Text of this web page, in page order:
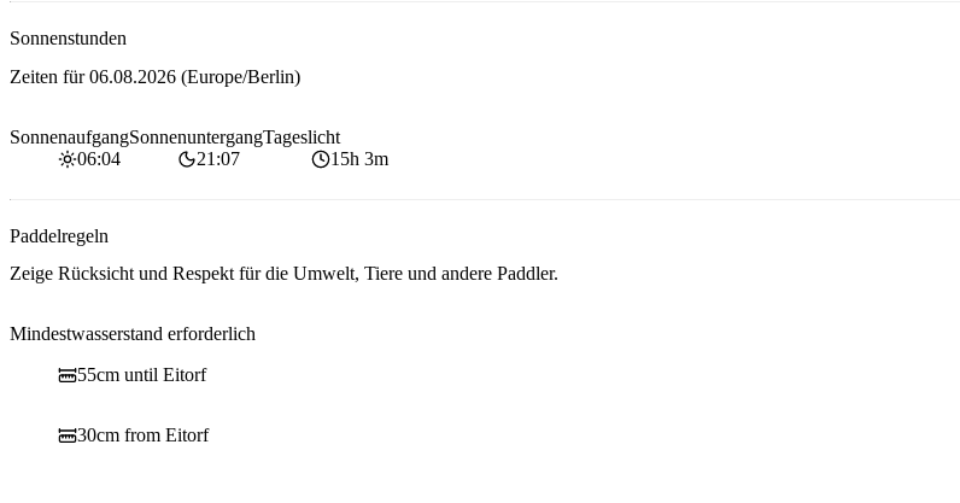
Sonnenstunden
Zeiten für06.08.2026 (Europe/Berlin)
Sonnenaufgang
06:04
Sonnenuntergang
21:07
Tageslicht
15h 3m
Paddelregeln
Zeige Rücksicht und Respekt für die Umwelt, Tiere und andere Paddler.
Mindestwasserstand erforderlich
55cm until Eitorf
30cm from Eitorf